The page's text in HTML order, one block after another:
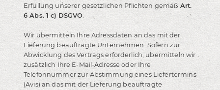
Erfüllung unserer gesetzlichen Pflichten gemäß Art.
6 Abs. 1 c) DSGVO.
Wir übermitteln Ihre Adressdaten an das mit der
Lieferung beauftragte Unternehmen. Sofern zur
Abwicklung des Vertrags erforderlich, übermitteln wir
zusätzlich Ihre E-Mail-Adresse oder Ihre
Telefonnummer zur Abstimmung eines Liefertermins
(Avis) an das mit der Lieferung beauftragte